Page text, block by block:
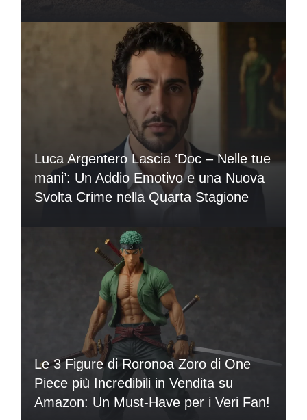
Luca Argentero Lascia ‘Doc – Nelle tue
mani’: Un Addio Emotivo e una Nuova
Svolta Crime nella Quarta Stagione
Le 3 Figure di Roronoa Zoro di One
Piece più Incredibili in Vendita su
Amazon: Un Must-Have per i Veri Fan!